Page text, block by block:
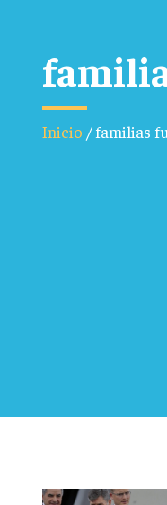
Inicio /familias